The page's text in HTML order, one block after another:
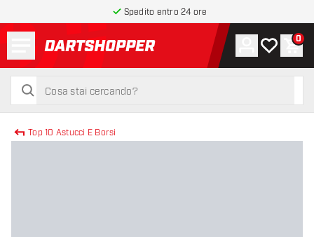
Spedito entro 24 ore
torna alla home page
cerca
cerca
Account
La mia0
Top 10 Astucci E Borsi